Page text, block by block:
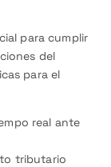
para cumplir
del
para el
real ante
tributario